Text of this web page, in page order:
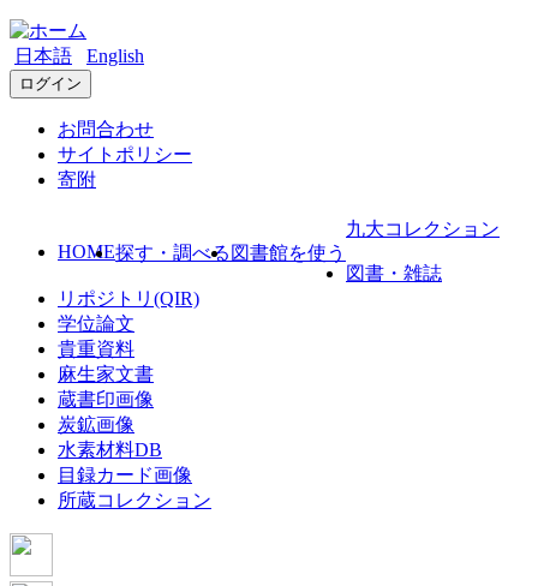
日本語 English
ログイン
お問合わせ
サイトポリシー
寄附
HOME探す・調べる 図書館を使う
九大コレクション
図書・雑誌
リポジトリ(QIR)
学位論文
貴重資料
麻生家文書
蔵書印画像
炭鉱画像
水素材料DB
目録カード画像
所蔵コレクション